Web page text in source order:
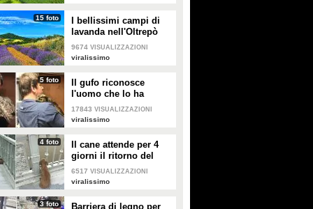
15 foto
I bellissimi campi di
lavanda nell'Oltrepò
pavese
9674 VISUALIZZAZIONI
viralissimo
5 foto
Il gufo riconosce
l'uomo che lo ha
salvato e lo abbraccia:
un gesto di
bellissimo
17843 VISUALIZZAZIONI
viralissimo
4 foto
Il cane attende per 4
giorni il ritorno del
proprietario ma lui si è
suicidato
6517 VISUALIZZAZIONI
viralissimo
3 foto
Barriera di legno per